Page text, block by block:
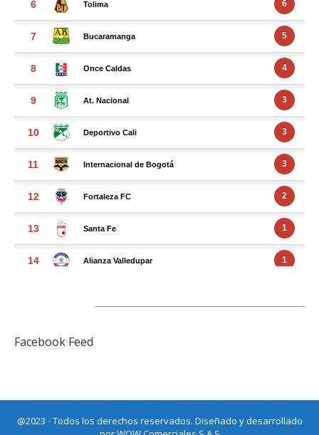
Facebook Feed
@2023 - Todos los derechos reservados. Diseñado y desarrollado